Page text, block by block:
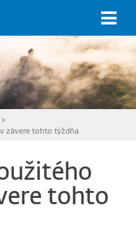
>
závere tohto týždňa
tohto